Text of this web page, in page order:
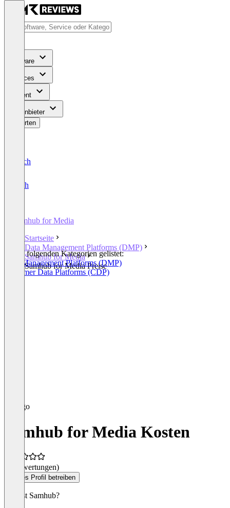
Software
Services
Content
Für Anbieter
Bewerten
Deutsch
English
Samhub for Media
Startseite
Data Management Platforms (DMP)
Samhub for Media
Samhub for Media Preise
In den folgenden Kategorien gelistet:
Data Management Platforms (DMP)
Customer Data Platforms (CDP)
Samhub for Media Kosten
(0 Bewertungen)
Dieses Profil betreiben
Was ist Samhub?